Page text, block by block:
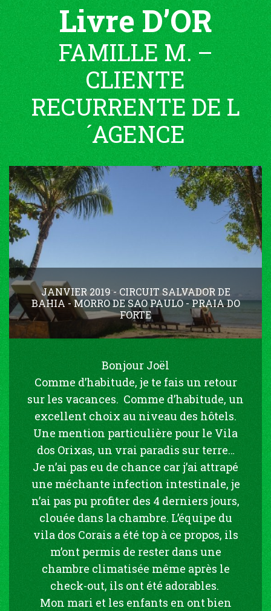
Livre D’OR
FAMILLE M. –
CLIENTE
RECURRENTE DE L
´AGENCE
JANVIER 2019 - CIRCUIT SALVADOR DE
BAHIA - MORRO DE SAO PAULO - PRAIA DO
FORTE
Bonjour Joël
Comme d’habitude, je te fais un retour
sur les vacances. Comme d’habitude, un
excellent choix au niveau des hôtels.
Une mention particulière pour le Vila
dos Orixas, un vrai paradis sur terre…
Je n’ai pas eu de chance car j’ai attrapé
une méchante infection intestinale, je
n’ai pas pu profiter des 4 derniers jours,
clouée dans la chambre. L’équipe du
vila dos Corais a été top à ce propos, ils
m’ont permis de rester dans une
chambre climatisée même après le
check-out, ils ont été adorables.
Mon mari et les enfants en ont bien